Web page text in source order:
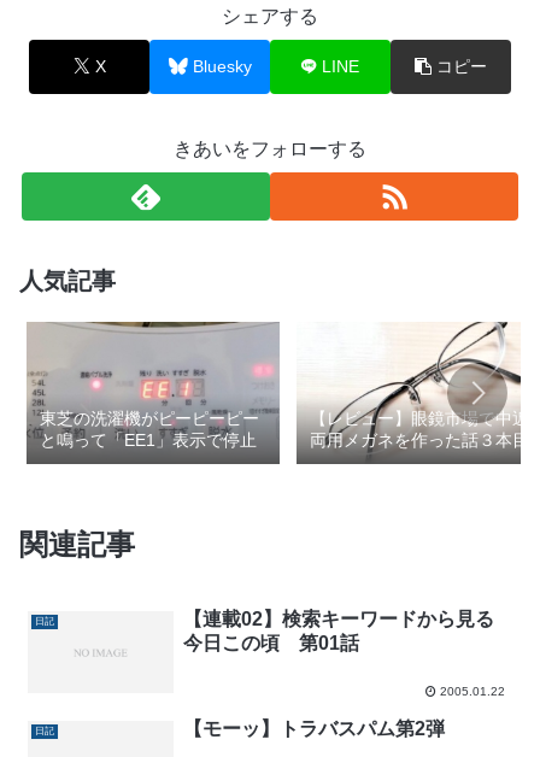
シェアする
X Bluesky LINE コピー
きあいをフォローする
人気記事
東芝の洗濯機がピーピーピー
と鳴って「EE1」表示で停止
【レビュー】眼鏡市場で中近
両用メガネを作った話３本目
関連記事
日記
【連載02】検索キーワードから見る
今日この頃 第01話
2005.01.22
日記 【モーッ】トラバスパム第2弾